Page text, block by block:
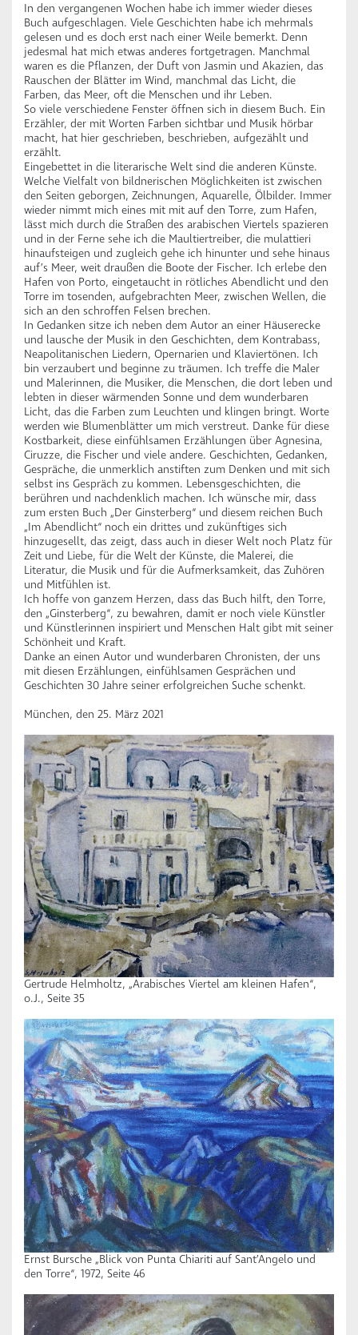
In den vergangenen Wochen habe ich immer wieder dieses
Buch aufgeschlagen. Viele Geschichten habe ich mehrmals
gelesen und es doch erst nach einer Weile bemerkt. Denn
jedesmal hat mich etwas anderes fortgetragen. Manchmal
waren es die Pflanzen, der Duft von Jasmin und Akazien, das
Rauschen der Blätter im Wind, manchmal das Licht, die
Farben, das Meer, oft die Menschen und ihr Leben.
So viele verschiedene Fenster öffnen sich in diesem Buch. Ein
Erzähler, der mit Worten Farben sichtbar und Musik hörbar
macht, hat hier geschrieben, beschrieben, aufgezählt und
erzählt.
Eingebettet in die literarische Welt sind die anderen Künste.
Welche Vielfalt von bildnerischen Möglichkeiten ist zwischen
den Seiten geborgen, Zeichnungen, Aquarelle, Ölbilder. Immer
wieder nimmt mich eines mit mit auf den Torre, zum Hafen,
lässt mich durch die Straßen des arabischen Viertels spazieren
und in der Ferne sehe ich die Maultiertreiber, die mulattieri
hinaufsteigen und zugleich gehe ich hinunter und sehe hinaus
auf’s Meer, weit draußen die Boote der Fischer. Ich erlebe den
Hafen von Porto, eingetaucht in rötliches Abendlicht und den
Torre im tosenden, aufgebrachten Meer, zwischen Wellen, die
sich an den schroffen Felsen brechen.
In Gedanken sitze ich neben dem Autor an einer Häuserecke
und lausche der Musik in den Geschichten, dem Kontrabass,
Neapolitanischen Liedern, Opernarien und Klaviertönen. Ich
bin verzaubert und beginne zu träumen. Ich treffe die Maler
und Malerinnen, die Musiker, die Menschen, die dort leben und
lebten in dieser wärmenden Sonne und dem wunderbaren
Licht, das die Farben zum Leuchten und klingen bringt. Worte
werden wie Blumenblätter um mich verstreut. Danke für diese
Kostbarkeit, diese einfühlsamen Erzählungen über Agnesina,
Ciruzze, die Fischer und viele andere. Geschichten, Gedanken,
Gespräche, die unmerklich anstiften zum Denken und mit sich
selbst ins Gespräch zu kommen. Lebensgeschichten, die
berühren und nachdenklich machen. Ich wünsche mir, dass
zum ersten Buch „Der Ginsterberg“ und diesem reichen Buch
„Im Abendlicht“ noch ein drittes und zukünftiges sich
hinzugesellt, das zeigt, dass auch in dieser Welt noch Platz für
Zeit und Liebe, für die Welt der Künste, die Malerei, die
Literatur, die Musik und für die Aufmerksamkeit, das Zuhören
und Mitfühlen ist.
Ich hoffe von ganzem Herzen, dass das Buch hilft, den Torre,
den „Ginsterberg“, zu bewahren, damit er noch viele Künstler
und Künstlerinnen inspiriert und Menschen Halt gibt mit seiner
Schönheit und Kraft.
Danke an einen Autor und wunderbaren Chronisten, der uns
mit diesen Erzählungen, einfühlsamen Gesprächen und
Geschichten 30 Jahre seiner erfolgreichen Suche schenkt.
München, den 25. März 2021
Gertrude Helmholtz, „Arabisches Viertel am kleinen Hafen“,
o.J., Seite 35
Ernst Bursche „Blick von Punta Chiariti auf Sant’Angelo und
den Torre“, 1972, Seite 46